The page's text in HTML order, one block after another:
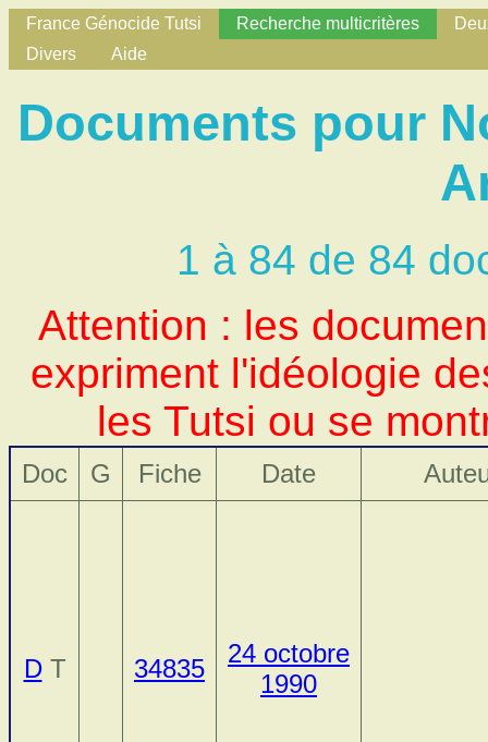
France Génocide Tutsi Recherche multicritères
Divers
Aide
Documents pour
1 à 84 de 84
Attention : les
expriment l'idéologie
les Tutsi ou se
Doc G Fiche Date
DT 34835
24 octobre
1990